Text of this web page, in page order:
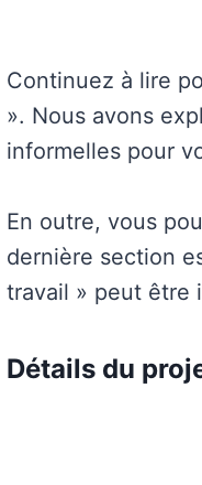
Continuez à lire
». Nous avons
informelles pour
En outre, vous
dernière section
travail » peut être
Détails du